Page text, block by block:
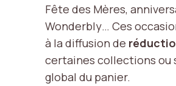
Fête des Mères,
Wonderbly… Ces
à la diffusion de
certaines collections ou
global du panier.